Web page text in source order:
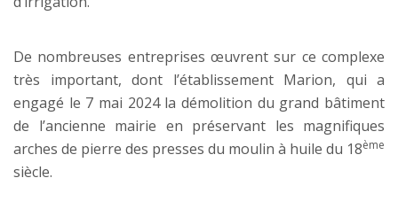
De nombreuses entreprises œuvrent sur ce complexe
très important, dont l’établissement Marion, qui a
engagé le 7 mai 2024 la démolition du grand bâtiment
de l’ancienne mairie en préservant les magnifiques
arches de pierre des presses du moulin à huile du 18ème
siècle.